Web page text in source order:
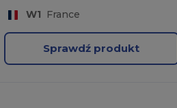
W1 France
Sprawdź produkt